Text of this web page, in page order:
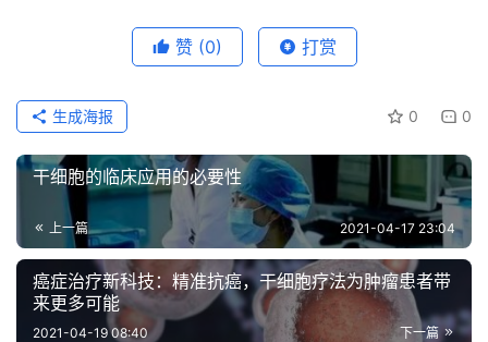
于
我
们
赞 (0) 打赏
0 0
生成海报
干细胞的临床应用的必要性
上一篇 2021-04-17 23:04
癌症治疗新科技：精准抗癌，干细胞疗法为肿瘤患者带
来更多可能
下一篇
2021-04-19 08:40